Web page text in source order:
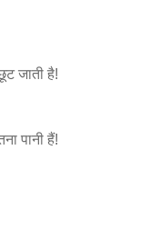
जाती है!
पानी हैं!